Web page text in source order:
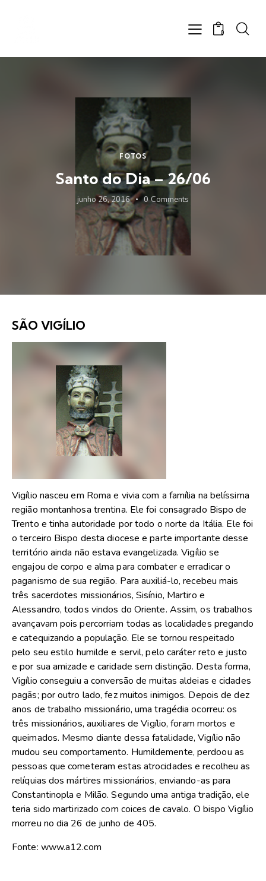
0
FOTOS
Santo do Dia – 26/06
junho 26, 2016 0 Comments
SÃO VIGÍLIO
Vigílio nasceu em Roma e vivia com a família na belíssima
região montanhosa trentina. Ele foi consagrado Bispo de
Trento e tinha autoridade por todo o norte da Itália. Ele foi
o terceiro Bispo desta diocese e parte importante desse
território ainda não estava evangelizada. Vigílio se
engajou de corpo e alma para combater e erradicar o
paganismo de sua região. Para auxiliá-lo, recebeu mais
três sacerdotes missionários, Sisínio, Martiro e
Alessandro, todos vindos do Oriente. Assim, os trabalhos
avançavam pois percorriam todas as localidades pregando
e catequizando a população. Ele se tornou respeitado
pelo seu estilo humilde e servil, pelo caráter reto e justo
e por sua amizade e caridade sem distinção. Desta forma,
Vigílio conseguiu a conversão de muitas aldeias e cidades
pagãs; por outro lado, fez muitos inimigos. Depois de dez
anos de trabalho missionário, uma tragédia ocorreu: os
três missionários, auxiliares de Vigílio, foram mortos e
queimados. Mesmo diante dessa fatalidade, Vigílio não
mudou seu comportamento. Humildemente, perdoou as
pessoas que cometeram estas atrocidades e recolheu as
relíquias dos mártires missionários, enviando-as para
Constantinopla e Milão. Segundo uma antiga tradição, ele
teria sido martirizado com coices de cavalo. O bispo Vigílio
morreu no dia 26 de junho de 405.
Fonte: www.a12.com